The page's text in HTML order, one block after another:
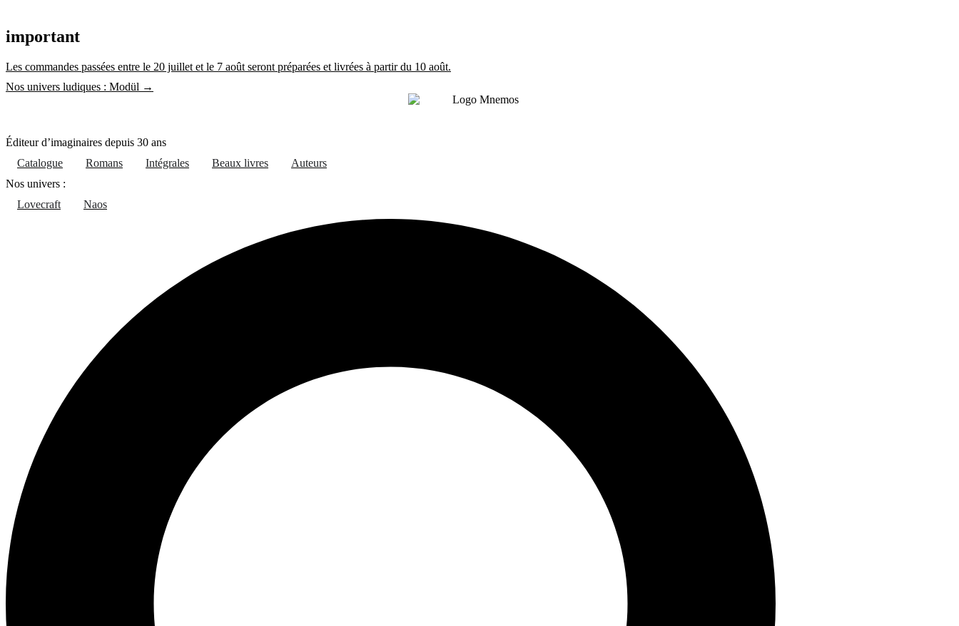
contenu
important
Les commandes passées entre le 20 juillet et le 7 août seront préparées et livrées à partir du 10 août.
Nos univers ludiques : Modül →
Éditeur d’imaginaires depuis 30 ans
Catalogue
Romans Intégrales Beaux livres
Auteurs
Nos univers :
Lovecraft
Naos